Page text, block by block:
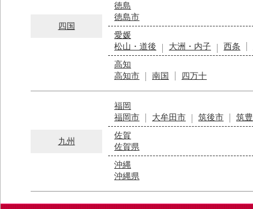
四国
徳島
徳島市
愛媛
松山・道後
大洲・内子 西条
高知
高知市
南国 四万十
九州
福岡
福岡市
大牟田市 筑後市
筑豊
佐賀
佐賀県
沖縄
沖縄県